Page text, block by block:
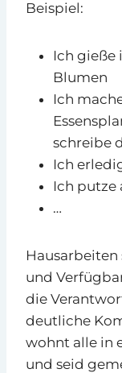
Beispiel:
Ich gieße
Blumen
Ich
schreibe
Ich
Ich putze
…
und
die
deutliche
wohnt alle in
und seid